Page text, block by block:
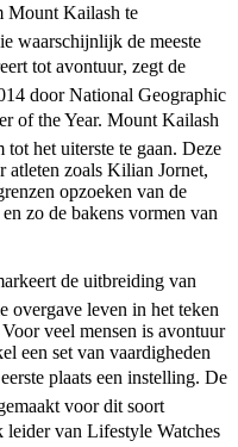
Mount Kailash te
waarschijnlijk de meeste
tot avontuur, zegt de
door National Geographic
of the Year. Mount Kailash
het uiterste te gaan. Deze
atleten zoals Kilian Jornet,
opzoeken van de
zo de bakens vormen van
de uitbreiding van
overgave leven in het teken
veel mensen is avontuur
een set van vaardigheden
plaats een instelling. De
voor dit soort
leider van Lifestyle Watches